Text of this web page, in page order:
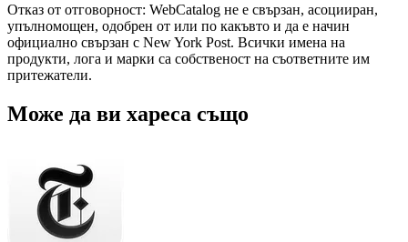
Отказ от отговорност: WebCatalog не е свързан, асоцииран,
упълномощен, одобрен от или по какъвто и да е начин
официално свързан с New York Post. Всички имена на
продукти, лога и марки са собственост на съответните им
притежатели.
Може да ви хареса също